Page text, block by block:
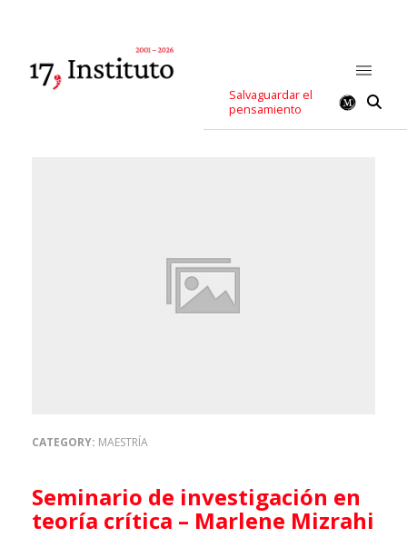
Salvaguardar el
pensamiento
CATEGORY: MAESTRÍA
Seminario de investigación en
teoría crítica – Marlene Mizrahi